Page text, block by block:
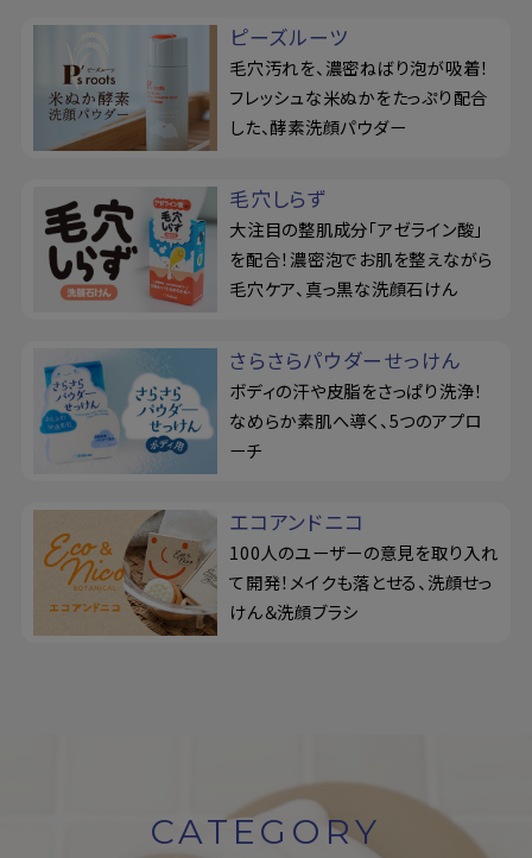
ピーズルーツ
毛穴汚れを、濃密ねばり泡が吸着！
フレッシュな米ぬかをたっぷり配合
した、酵素洗顔パウダー
毛穴しらず
大注目の整肌成分「アゼライン酸」
を配合！濃密泡でお肌を整えながら
毛穴ケア、真っ黒な洗顔石けん
さらさらパウダーせっけん
ボディの汗や皮脂をさっぱり洗浄！
なめらか素肌へ導く、5つのアプロ
ーチ
エコアンドニコ
100人のユーザーの意見を取り入れ
て開発！メイクも落とせる、洗顔せっ
けん＆洗顔ブラシ
CATEGORY